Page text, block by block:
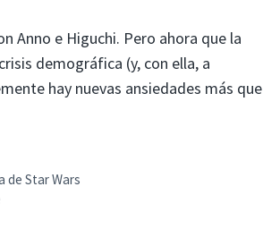
Anno e Higuchi. Pero ahora que la
demográfica (y, con ella, a
hay nuevas ansiedades más que
de Star Wars